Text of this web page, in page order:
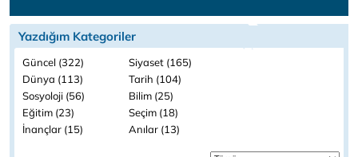
Yazdığım Kategoriler
Güncel (322)
Siyaset (165)
Dünya (113)
Tarih (104)
Sosyoloji (56)
Bilim (25)
Eğitim (23)
Seçim (18)
İnançlar (15)
Anılar (13)